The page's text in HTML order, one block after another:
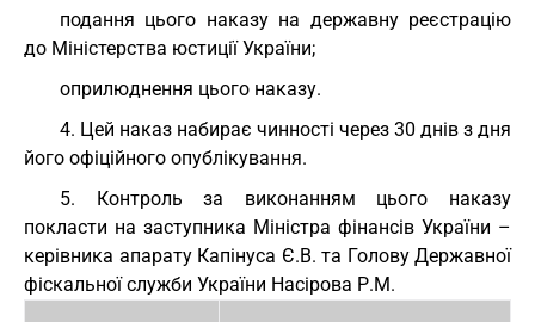
подання цього наказу на державну реєстрацію
до Міністерства юстиції України;
оприлюднення цього наказу.
4. Цей наказ набирає чинності через 30 днів з дня
його офіційного опублікування.
5. Контроль за виконанням цього наказу
покласти на заступника Міністра фінансів України –
керівника апарату Капінуса Є.В. та Голову Державної
фіскальної служби України Насірова Р.М.